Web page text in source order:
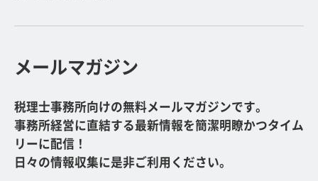
メールマガジン
税理士事務所向けの無料メールマガジンです。
事務所経営に直結する最新情報を簡潔明瞭かつタイム
リーに配信！
日々の情報収集に是非ご利用ください。